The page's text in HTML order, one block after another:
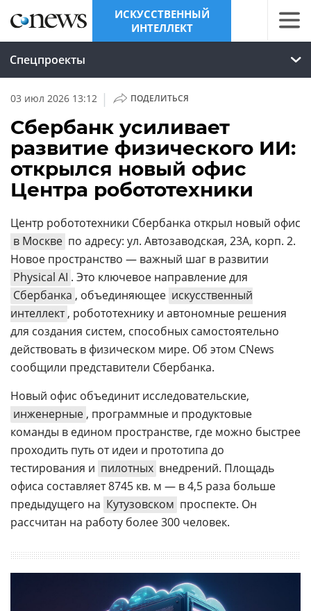
ИСКУССТВЕННЫЙ
ИНТЕЛЛЕКТ
Спецпроекты
03 июл 2026 13:12 | ПОДЕЛИТЬСЯ
Сбербанк усиливает
развитие физического ИИ:
открылся новый офис
Центра робототехники
Центр робототехники Сбербанка открыл новый офис
в Москве по адресу: ул. Автозаводская, 23А, корп. 2.
Новое пространство — важный шаг в развитии
Physical AI . Это ключевое направление для
Сбербанка , объединяющее искусственный
интеллект , робототехнику и автономные решения
для создания систем, способных самостоятельно
действовать в физическом мире. Об этом CNews
сообщили представители Сбербанка.
Новый офис объединит исследовательские,
инженерные , программные и продуктовые
команды в едином пространстве, где можно быстрее
проходить путь от идеи и прототипа до
тестирования и пилотных внедрений. Площадь
офиса составляет 8745 кв. м — в 4,5 раза больше
предыдущего на Кутузовском проспекте. Он
рассчитан на работу более 300 человек.